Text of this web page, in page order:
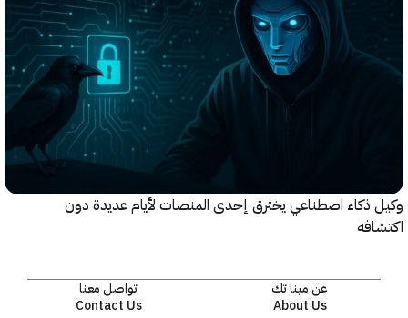
ذكاء اصطناعي يخترق إحدى المنصات لأيام عديدة دون
عن مينا تك
About Us
تواصل معنا
Contact Us